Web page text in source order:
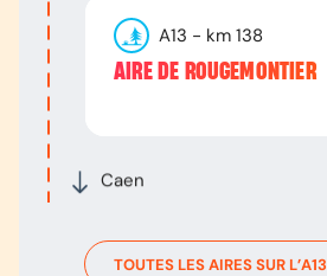
Caen
A13 - km 138
AIRE DE ROUGEMONTIER
TOUTES LES AIRES SUR L’A13